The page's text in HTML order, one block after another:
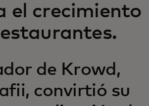
tendencias
el crecimiento
de Krowd,
convirtió su